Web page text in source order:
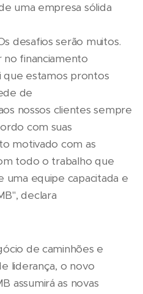
uma empresa sólida
desafios serão muitos.
financiamento
que estamos prontos
de
nossos clientes sempre
com suas
motivado com as
todo o trabalho que
uma equipe capacitada e
declara
de caminhões e
liderança, o novo
assumirá as novas